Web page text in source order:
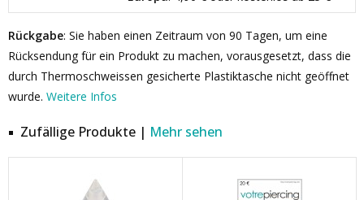
Rückgabe: Sie haben einen Zeitraum von 90 Tagen, um eine
Rücksendung für ein Produkt zu machen, vorausgesetzt, dass die
durch Thermoschweissen gesicherte Plastiktasche nicht geöffnet
wurde. Weitere Infos
Zufällige Produkte | Mehr sehen